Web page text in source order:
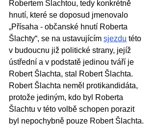
Robertem Šlachtou, tedy konkrétně
hnutí, které se doposud jmenovalo
„Přísaha - občanské hnutí Roberta
Šlachty“, se na ustavujícím sjezdu této
v budoucnu již politické strany, jejíž
ústřední a v podstatě jedinou tváří je
Robert Šlachta, stal Robert Šlachta.
Robert Šlachta neměl protikandidáta,
protože jediným, kdo byl Roberta
Šlachtu v této volbě schopen porazit
byl nepochybně pouze Robert Šlachta.